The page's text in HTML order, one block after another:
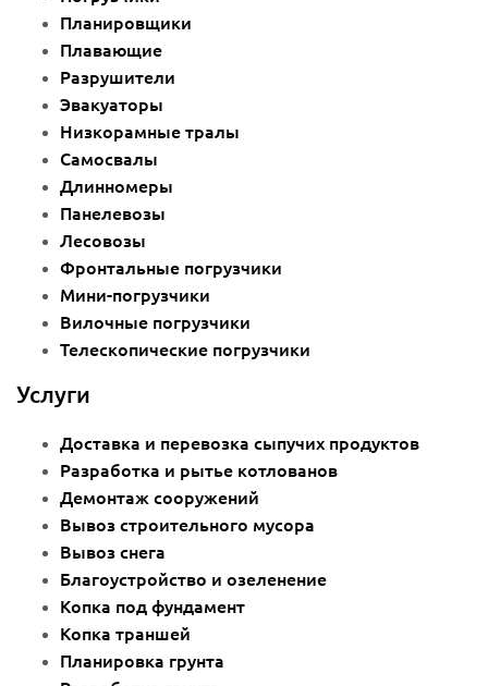
Планировщики
Плавающие
Разрушители
Эвакуаторы
Низкорамные тралы
Самосвалы
Длинномеры
Панелевозы
Лесовозы
Фронтальные погрузчики
Мини-погрузчики
Вилочные погрузчики
Телескопические погрузчики
Услуги
Доставка и перевозка сыпучих продуктов
Разработка и рытье котлованов
Демонтаж сооружений
Вывоз строительного мусора
Вывоз снега
Благоустройство и озеленение
Копка под фундамент
Копка траншей
Планировка грунта